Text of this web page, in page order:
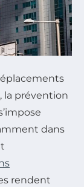
la prévention
dans
rendent